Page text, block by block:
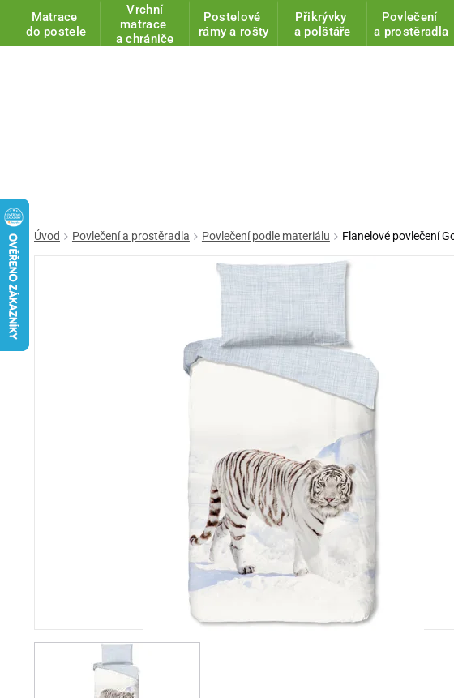
Matrace
do postele
Vrchní
matrace
a chrániče
Postelové
rámy a rošty
Přikrývky
a polštáře
Povlečení
a prostěradla
Úvod Povlečení a prostěradla Povlečení podle materiálu Flanelové povlečení